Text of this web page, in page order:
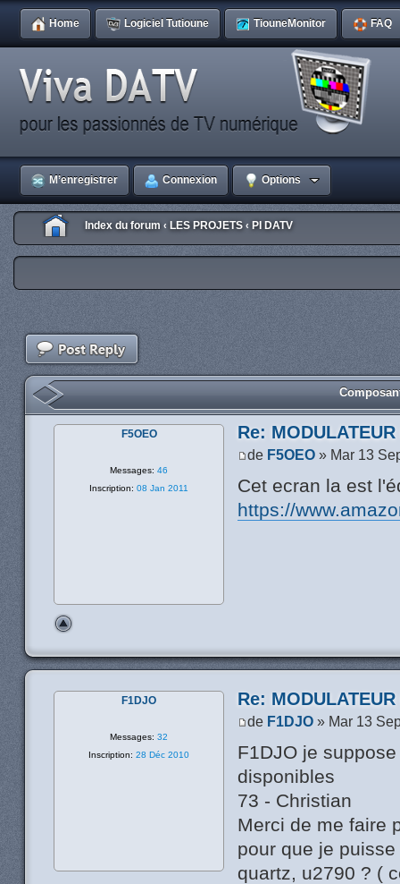
Home Logiciel Tutioune TiouneMonitor FAQ
M’enregistrer Connexion Options
Index du forum ‹ LES PROJETS ‹ PI DATV
Re:
de F5OEO » Mar 13
Cet ecran la est
https://
F5OEO
Messages: 46
Inscription: 08 Jan 2011
Re:
de F1DJO » Mar 13
F1DJO je
disponibles
73 - Christian
Merci de me faire
pour que je
quartz, u2790 ? (
F1DJO
Messages: 32
Inscription: 28 Déc 2010